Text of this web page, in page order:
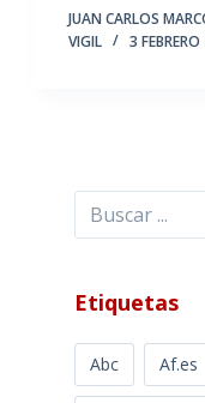
JUAN CARLOS
VIGIL
3
Buscar
Etiquetas
Abc Af.es